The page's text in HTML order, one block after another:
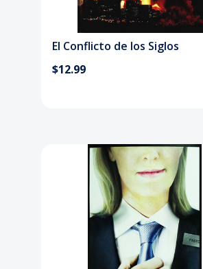
El Conflicto de los Siglos
$12.99